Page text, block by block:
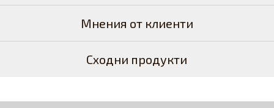
Мнения от клиенти
Сходни продукти